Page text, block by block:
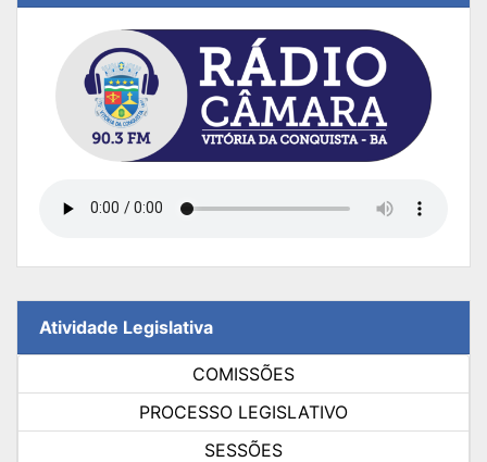
Atividade Legislativa
COMISSÕES
PROCESSO LEGISLATIVO
SESSÕES